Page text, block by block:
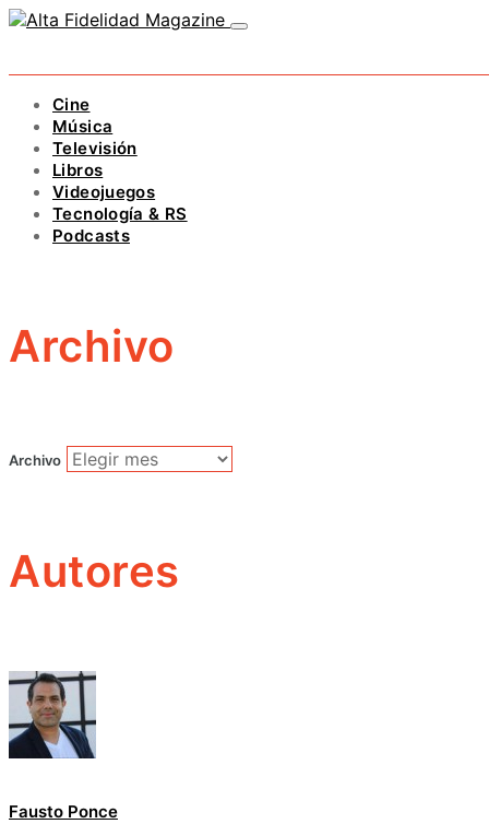
Cine
Música
Televisión
Libros
Videojuegos
Tecnología & RS
Podcasts
Archivo
Archivo
Autores
Fausto Ponce